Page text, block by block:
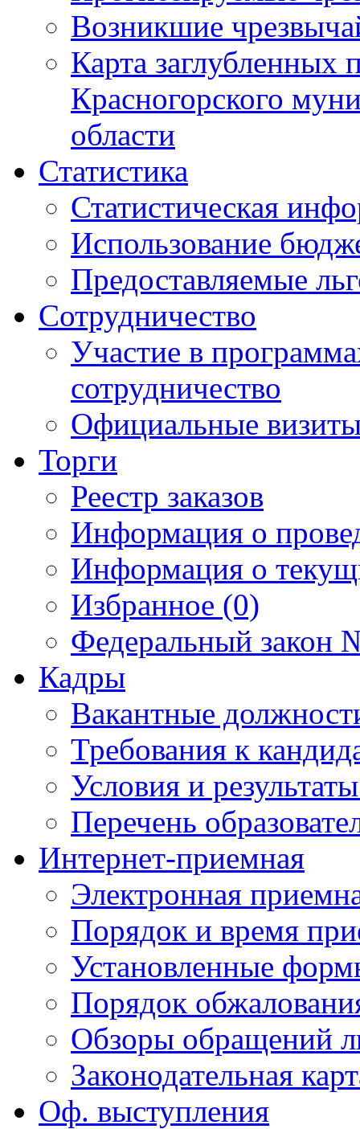
Возникшие
Карта
Красногорского
области
Статистика
Статистическая
Использование
Предоставляемые
Сотрудничество
Участие в
сотрудничество
Официальные
Торги
Реестр заказов
Информация о
Информация о
Избранное (0)
Федеральный закон
Кадры
Вакантные
Требования к
Условия и
Перечень
Интернет-приемная
Электронная
Порядок и время
Установленные
Порядок
Обзоры обращений
Законодательная
Оф. выступления